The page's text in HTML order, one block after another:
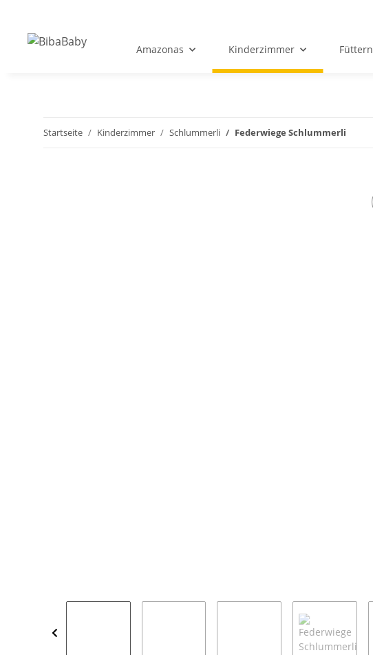
Amazonas Kinderzimmer Füttern
Startseite Kinderzimmer Schlummerli Federwiege Schlummerli